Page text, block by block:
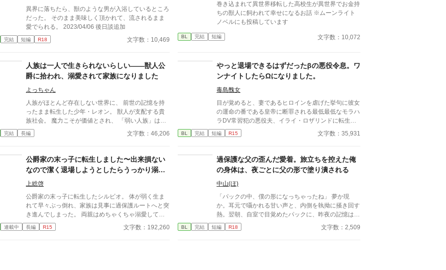
モンは心地よく調和していくが、やがて帝都からの追
手が迫り……。 手料理が繋ぐ心と体。身分差を越え
た、最強α皇帝と隠れΩ料理人の美味しくて甘い辺境
スローライフが幕を開ける！ ※本作にはボーイズラ
ブ要素およびオメガバース設定（α、β、Ωの概念やフ
支配欲と執着に火をつけてしまう。 ヤンデレ王太子
アルフレッドの圧倒的な拘束。 実直な騎士ガレッド
の盲目的な献身。 天才魔術師ノアの狂気的な探究。
ルシルが死の淵へ沈み込もうとしたとき、三人は神の
理に逆らう禁忌の魔術を実行する。 それは、自らの
い。永遠に、私たちと共にあるんだ」 死んで逃げる
ことすら許されない豪奢な鳥籠の中、悪役令息は息が
執着BLファンタジー、ここに開幕。
異界に落ちたら、獣のような男が入浴しているところ
だった。 そのまま美味しく頂かれて、流されるまま
愛でられる。 2023/04/06 後日談追加
完結 短編 R18 文字数：10,469
巻き込まれて異世界移転した高校生が異世界でお金持
ちの獣人に飼われて幸せになるお話 ※ムーンライト
ノベルにも投稿しています
BL 完結 短編 文字数：10,072
人族は一人で生きられないらしい――獣人公
爵に拾われ、溺愛されて家族になりました
よっちゃん
人族がほとんど存在しない世界に、 前世の記憶を持
ったまま転生した少年・レオン。 獣人が支配する貴
族社会。 魔力こそが価値とされ、 「弱い人族」は守
られるべき存在として扱われる世界で、 レオンは常
識の違いに戸惑いながらも必死に生きようとする。
ト。 寡黙で冷静、しかし一度守ると決めたものは決
して手放さない男だった。 溺愛され、守られ、育て
られる日々。 だが、レオンはただ守られるだけの存
在で終わることを選ばない。 学院での出会い。 貴族
社会に潜む差別と陰謀。 そして「番」という、深く
重い絆。 レオンは学び、考え、 自分にしかできない
魔法理論を武器に、 少しずつ“並び立つ覚悟”を身につ
けていく。 獣人と人族。 価値観も、立場も、すべて
が違う二人が、 それでも選び合い、家族になるまで
完結 長編 文字数：46,206
やっと退場できるはずだったβの悪役令息。ワ
ンナイトしたらΩになりました。
毒島醜女
目が覚めると、妻であるヒロインを虐げた挙句に彼女
の運命の番である皇帝に断罪される最低最低なモラハ
ラDV常習犯の悪役夫、イライ・ロザリンドに転生し
た。 そんな最期は絶対に避けたいイライはヒーロー
とヒロインの仲を結ばせつつ、ヒロインと円満に別れ
結ばれ、イライはお役御免となった。 「これでやっ
と安心して退場できる」 これまでの自分の努力を労
うように酒場で飲んでいたイライは、いい薫りを漂わ
せる男と意気投合し、彼と一夜を共にしてしまう。
目が覚めると罪悪感に襲われ、すぐさま宿を去ってい
く。 「これじゃあ原作のイライと変わらないじゃ
ん！」 その後体調不良を訴え、医師に診てもらうと
とんでもない事を言われたのだった。 「あなた……Ω
になっていますよ」 「へ？」 そしてワンナイトをし
BL 完結 短編 R15 文字数：35,931
公爵家の末っ子に転生しました〜出来損ない
なので潔く退場しようとしたらうっかり溺愛
されてしまった件について〜
上総啓
公爵家の末っ子に転生したシルビオ。 体が弱く生ま
れて早々ぶっ倒れ、家族は見事に過保護ルートへと突
き進んでしまった。 両親はめちゃくちゃ溺愛してく
るし、超強い兄様はブラコンに育ち弟絶対守るマン
に……。 せっかくファンタジーの世界に転生したん
連載中 長編 R15 文字数：192,260
過保護な父の歪んだ愛着。旅立ちを控えた俺
の身体は、夜ごとに父の形で塗り潰される
中山(ほ)
「パックの中、僕の形になっちゃったね」 夢か現
か。耳元で囁かれる甘い声と、内側を執拗に掻き回す
熱。翌朝、自室で目覚めたパックに、昨夜の記憶はな
い。ただ、疼くような下腹部の熱だけが残っていた。
相談しようと向かった相手こそが、自分を侵食してい
BL 完結 短編 R18 文字数：2,509